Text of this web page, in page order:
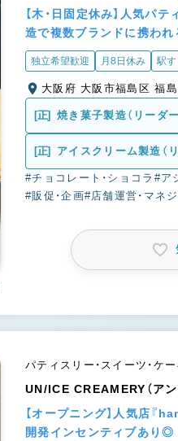
【木・日固定休み】人気パ
造で複数ブランドに携われ
独立希望歓迎 月8日休み 駅す
大阪府 大阪市福島区 福島
[正]
焼き菓子製造（リーダ
補）
[正]
アイスクリーム製造（
ダー候補）
#チョコレート・ショコラ #ア
#販促・企画#店舗運営・マネ
パティスリー・スイーツ・ケ
UN/ICE CREAMERY（ア
【オープニング】人気店『
開発インセンティブあり◎